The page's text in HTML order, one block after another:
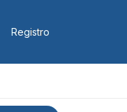
Registro